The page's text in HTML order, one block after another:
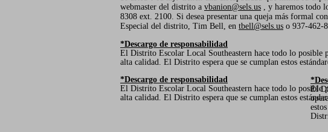
webmaster del distrito a vbanion@sels.us , y haremos todo
8308 ext. 2100. Si desea presentar una queja más formal
Especial del distrito, Tim Bell, en tbell@sels.us o 937-462-
*Descargo de responsabilidad
El Distrito Escolar Local Southeastern hace todo lo posible
alta calidad. El Distrito espera que se cumplan estos
*Descargo de responsabilidad
El Distrito Escolar Local Southeastern hace todo lo posible
alta calidad. El Distrito espera que se cumplan estos
El